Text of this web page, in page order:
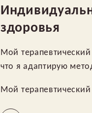
здоровья
Мой
что я адаптирую
Мой